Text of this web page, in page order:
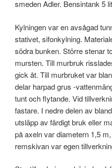
smeden Adler. Bensintank 5
Kylningen var en avsågad
stativet, sifonkylning.
södra bunken. Större stenar
mursten. Till murbruk
gick åt. Till murbruket var
delar harpad grus -
tunt och flytande. Vid
fastare. I nedre delen av
utsläpp av färdigt bruk eller
på axeln var diametern 1,5
remskivan var egen